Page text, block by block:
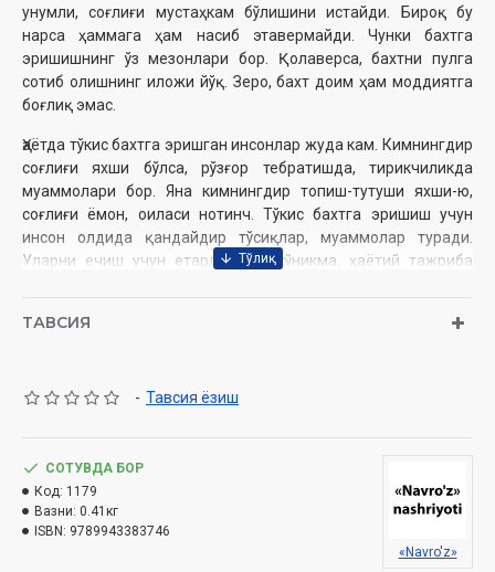
унумли, соғлиғи мустаҳкам бўлишини истайди. Бироқ бу
нарса ҳаммага ҳам насиб этавермайди. Чунки бахтга
эришишнинг ўз мезонлари бор. Қолаверса, бахтни пулга
сотиб олишнинг иложи йўқ. Зеро, бахт доим ҳам моддиятга
боғлиқ эмас.
Ҳаётда тўкис бахтга эришган инсонлар жуда кам. Кимнингдир
соғлиғи яхши бўлса, рўзғор тебратишда, тирикчиликда
муаммолари бор. Яна кимнингдир топиш-тутуши яхши-ю,
соғлиғи ёмон, оиласи нотинч. Тўкис бахтга эришиш учун
инсон олдида қандайдир тўсиқлар, муаммолар туради.
Уларни ечиш учун етарли илм, кўникма, ҳаётий тажриба
Қўлингиздаги “Бахтли ҳаёт сари” китобидан қалб
арафасида турган ёшларга фойдали маслаҳатлар берилган,
иллатларни даволаш борасида йўл-йўриқ кўрсатилган.
Ушбу китоб ҳаёт моҳиятини теранроқ англашда, ҳақиқий
бахтга эришишда сизга яқин кўмакчи бўлади, деган
ТАВСИЯ
- Тавсия ёзиш
СОТУВДА БОР
Код: 1179
Вазни: 0.41кг
ISBN: 9789943383746
«Navro'z»